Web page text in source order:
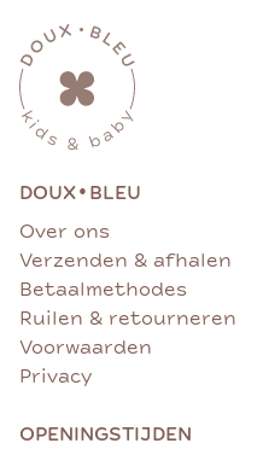
DOUX• BLEU
Over ons
Verzenden & afhalen
Betaalmethodes
Ruilen & retourneren
Voorwaarden
Privacy
OPENINGSTIJDEN